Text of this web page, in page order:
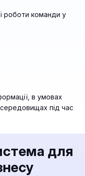
роботи команди у
в умовах
під час
для